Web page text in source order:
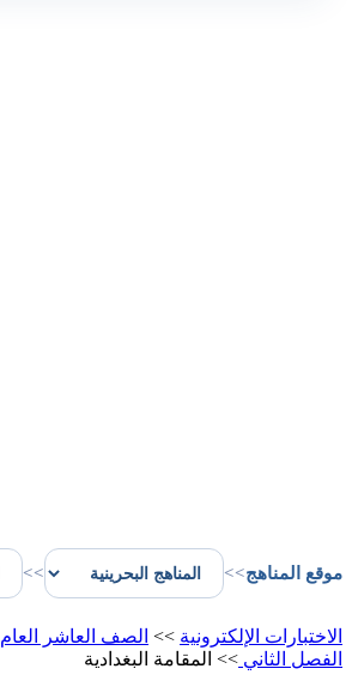
موقع المناهج>>
>>
الاختبارات الإلكترونية >> الصف العاشر العام
الفصل الثاني >> المقامة البغدادية